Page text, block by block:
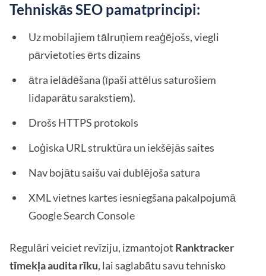
Tehniskās SEO pamatprincipi:
Uz mobilajiem tālruņiem reaģējošs, viegli
pārvietoties ērts dizains
ātra ielādēšana (īpaši attēlus saturošiem
lidaparātu sarakstiem).
Drošs HTTPS protokols
Loģiska URL struktūra un iekšējās saites
Nav bojātu saišu vai dublējoša satura
XML vietnes kartes iesniegšana pakalpojumā
Google Search Console
Regulāri veiciet revīziju, izmantojot Ranktracker
tīmekļa audita rīku, lai saglabātu savu tehnisko